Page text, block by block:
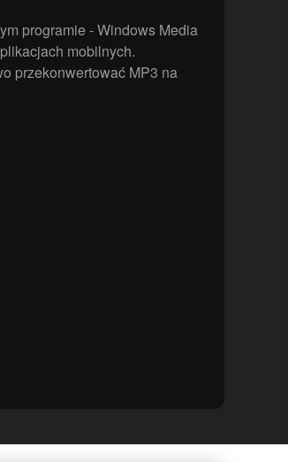
programie - Windows Media
mobilnych.
przekonwertować MP3 na